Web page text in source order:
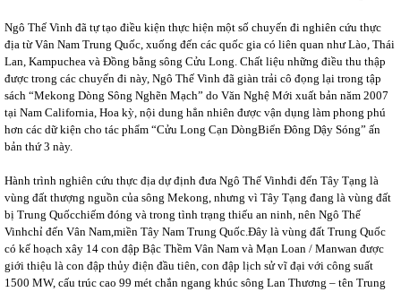
Ngô Thế Vinh đã tự tạo điều kiện thực hiện một số chuyến đi nghiên cứu thực
địa từ Vân Nam Trung Quốc, xuống đến các quốc gia có liên quan như Lào, Thái
Lan, Kampuchea và Đồng bằng sông Cửu Long. Chất liệu những điều thu thập
được trong các chuyến đi này, Ngô Thế Vinh đã giàn trải cô đọng lại trong tập
sách “Mekong Dòng Sông Nghẽn Mạch” do Văn Nghệ Mới xuất bản năm 2007
tại Nam California, Hoa kỳ, nội dung hẳn nhiên được vận dụng làm phong phú
hơn các dữ kiện cho tác phẩm “Cửu Long Cạn DòngBiển Đông Dậy Sóng” ấn
bản thứ 3 này.
Hành trình nghiên cứu thực địa dự định đưa Ngô Thế Vinhđi đến Tây Tạng là
vùng đất thượng nguồn của sông Mekong, nhưng vì Tây Tạng đang là vùng đất
bị Trung Quốcchiếm đóng và trong tình trạng thiếu an ninh, nên Ngô Thế
Vinhchỉ đến Vân Nam,miền Tây Nam Trung Quốc.Đây là vùng đất Trung Quốc
có kế hoạch xây 14 con đập Bậc Thềm Vân Nam và Mạn Loan / Manwan được
giới thiệu là con đập thủy điện đầu tiên, con đập lịch sử vĩ đại với công suất
1500 MW, cấu trúc cao 99 mét chắn ngang khúc sông Lan Thương – tên Trung